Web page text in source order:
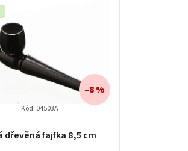
dřevěná fajfka 8,5 cm
–8 %
Kód: 04503A